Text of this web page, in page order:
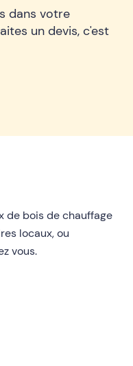
dans votre
un devis, c'est
de bois de chauffage
locaux, ou
vous.